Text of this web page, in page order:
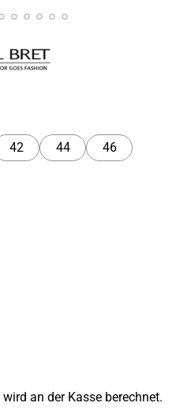
42 44 46
wird an der Kasse berechnet.